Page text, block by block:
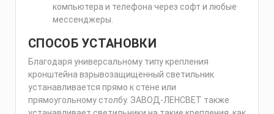
компьютера и телефона через софт и любые
мессенджеры.
СПОСОБ УСТАНОВКИ
Благодаря универсальному типу крепления
кронштейна взрывозащищенный светильник
устанавливается прямо к стене или
прямоугольному столбу. ЗАВОД-ЛЕНСВЕТ также